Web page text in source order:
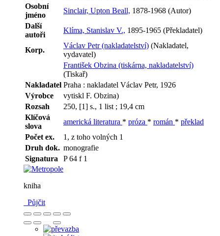
Osobní
jméno
Sinclair, Upton Beall, 1878-1968 (Autor)
Další
autoři
Klíma, Stanislav V., 1895-1965 (Překladatel)
Korp.
Václav Petr (nakladatelství) (Nakladatel,
vydavatel)
František Obzina (tiskárna, nakladatelství)
(Tiskař)
Nakladatel Praha : nakladatel Václav Petr, 1926
Výrobce
vytiskl F. Obzina)
Rozsah
250, [1] s., 1 list ; 19,4 cm
Klíčová
slova
americká literatura * próza * román * překlad
Počet ex.
1, z toho volných 1
Druh dok. monografie
Signatura
P 64 f 1
kniha
Půjčit